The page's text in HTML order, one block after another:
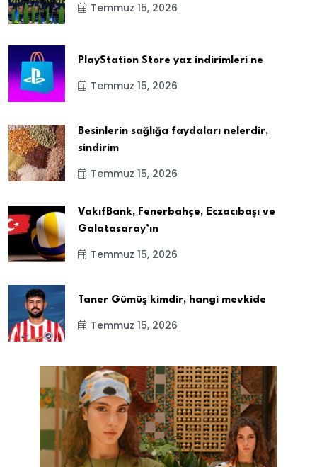
Temmuz 15, 2026
PlayStation Store yaz indirimleri ne
Temmuz 15, 2026
Besinlerin sağlığa faydaları nelerdir,
sindirim
Temmuz 15, 2026
VakıfBank, Fenerbahçe, Eczacıbaşı ve
Galatasaray’ın
Temmuz 15, 2026
Taner Gümüş kimdir, hangi mevkide
Temmuz 15, 2026